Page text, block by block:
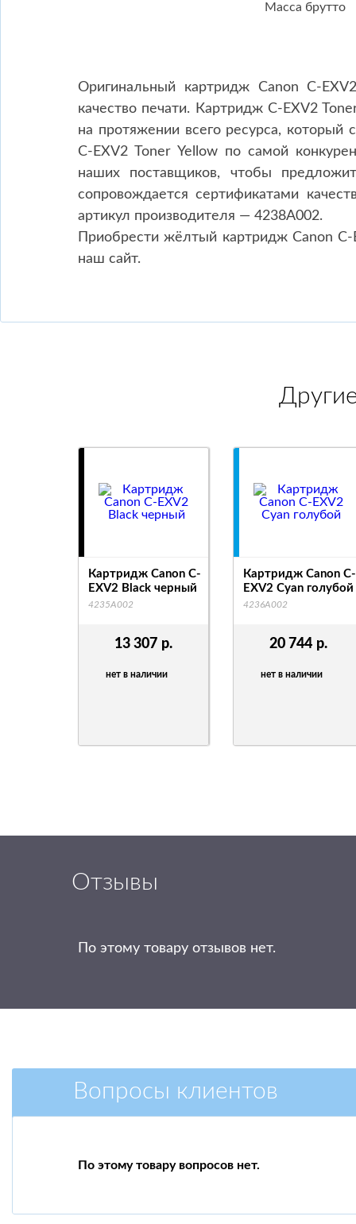
Масса брутто
Оригинальный картридж Canon C-
качество печати. Картридж C-EXV2
на протяжении всего ресурса,
C-EXV2 Toner Yellow по самой
наших поставщиков, чтобы
сопровождается сертификатами
артикул производителя — 4238A002.
Приобрести жёлтый картридж Canon
наш сайт.
13 307 р.
нет в наличии
Картридж Canon C-
EXV2 Black черный
4235A002
20 744 р.
нет в наличии
Картридж Canon C-
EXV2 Cyan голубой
4236A002
Отзывы
По этому товару отзывов нет.
Вопросы клиентов
По этому товару вопросов нет.